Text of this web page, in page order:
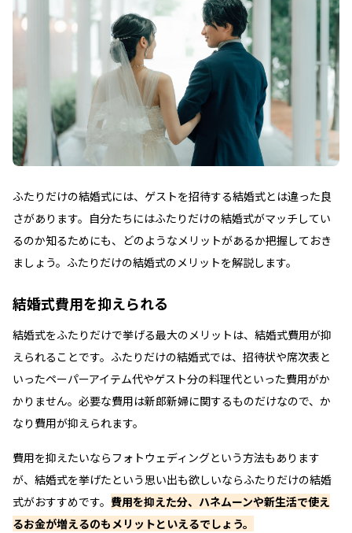
ふたりだけの結婚式には、ゲストを招待する結婚式とは違った良
さがあります。自分たちにはふたりだけの結婚式がマッチしてい
るのか知るためにも、どのようなメリットがあるか把握しておき
ましょう。ふたりだけの結婚式のメリットを解説します。
結婚式費用を抑えられる
結婚式をふたりだけで挙げる最大のメリットは、結婚式費用が抑
えられることです。ふたりだけの結婚式では、招待状や席次表と
いったペーパーアイテム代やゲスト分の料理代といった費用がか
かりません。必要な費用は新郎新婦に関するものだけなので、か
なり費用が抑えられます。
費用を抑えたいならフォトウェディングという方法もあります
が、結婚式を挙げたという思い出も欲しいならふたりだけの結婚
式がおすすめです。 費用を抑えた分、ハネムーンや新生活で使え
るお金が増えるのもメリットといえるでしょう。